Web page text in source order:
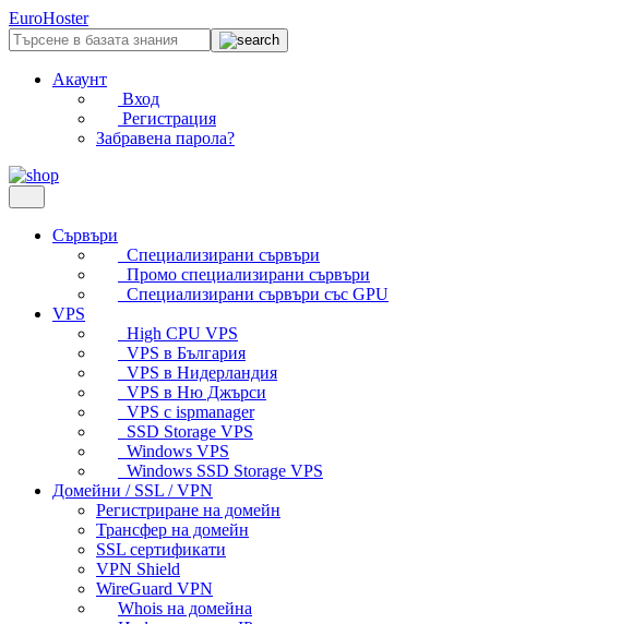
EuroHoster
Акаунт
Вход
Регистрация
Забравена парола?
Сървъри
Специализирани сървъри
Промо специализирани сървъри
Специализирани сървъри със GPU
VPS
High CPU VPS
VPS в България
VPS в Нидерландия
VPS в Ню Джърси
VPS с ispmanager
SSD Storage VPS
Windows VPS
Windows SSD Storage VPS
Домейни / SSL / VPN
Регистриране на домейн
Трансфер на домейн
SSL сертификати
VPN Shield
WireGuard VPN
Whois на домейна